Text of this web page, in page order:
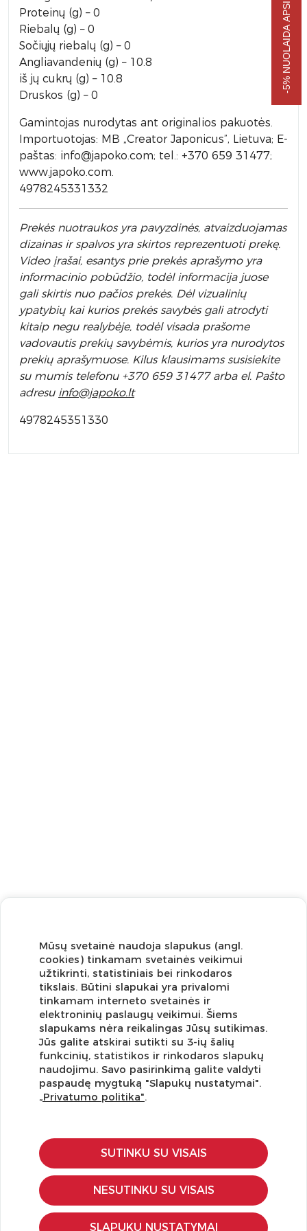
Proteinų (g) – 0
Riebalų (g) – 0
Sočiųjų riebalų (g) – 0
Angliavandenių (g) – 10.8
iš jų cukrų (g) – 10.8
Druskos (g) – 0
Gamintojas nurodytas ant originalios pakuotės.
Importuotojas: MB „Creator Japonicus”, Lietuva; E-
paštas: info@japoko.com; tel.: +370 659 31477;
www.japoko.com.
4978245331332
Prekės nuotraukos yra pavyzdinės, atvaizduojamas
dizainas ir spalvos yra skirtos reprezentuoti prekę.
Video įrašai, esantys prie prekės aprašymo yra
informacinio pobūdžio, todėl informacija juose
gali skirtis nuo pačios prekės. Dėl vizualinių
ypatybių kai kurios prekės savybės gali atrodyti
kitaip negu realybėje, todėl visada prašome
vadovautis prekių savybėmis, kurios yra nurodytos
prekių aprašymuose. Kilus klausimams susisiekite
su mumis telefonu +370 659 31477 arba el. Pašto
adresu info@japoko.lt
4978245351330
Užsisakykite naujienlaiškį ir pirmi gaukite geriausius
pasiūlymus!
KLIENTŲ APTARNAVIMAS
Pirkimo – pardavimo taisyklės
Pristatymas ir grąžinimas
Apmokėjimo būdai
Kokybės ir saugumo standartai
Mūsų svetainė naudoja slapukus (angl.
cookies) tinkamam svetainės veikimui
užtikrinti, statistiniais bei rinkodaros
tikslais. Būtini slapukai yra privalomi
tinkamam interneto svetainės ir
elektroninių paslaugų veikimui. Šiems
slapukams nėra reikalingas Jūsų sutikimas.
Jūs galite atskirai sutikti su 3-ių šalių
funkcinių, statistikos ir rinkodaros slapukų
naudojimu. Savo pasirinkimą galite valdyti
paspaudę mygtuką "Slapukų nustatymai".
„Privatumo politika".
SUTINKU SU VISAIS
NESUTINKU SU VISAIS
SLAPUKŲ NUSTATYMAI